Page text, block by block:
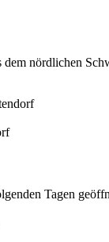
nördlichen
Tagen